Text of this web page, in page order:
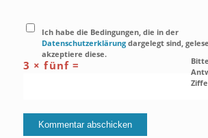
Ich habe die Bedingungen, die in der
Datenschutzerklärung dargelegt sind,
akzeptiere diese.
3 × fünf =